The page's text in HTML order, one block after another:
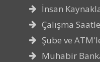
İnsan
Çalışma
Şube ve
Muhabir